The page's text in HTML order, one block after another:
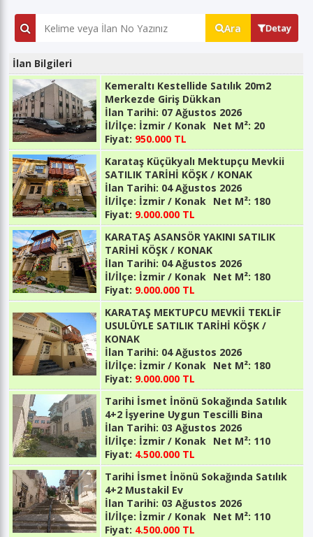
Ara Detay
İlan Bilgileri
Kemeraltı Kestellide Satılık 20m2
Merkezde Giriş Dükkan
İlan Tarihi: 07 Ağustos 2026
İl/İlçe: İzmir / Konak Net M²: 20
Fiyat: 950.000 TL
Karataş Küçükyalı Mektupçu Mevkii
SATILIK TARİHİ KÖŞK / KONAK
İlan Tarihi: 04 Ağustos 2026
İl/İlçe: İzmir / Konak Net M²: 180
Fiyat: 9.000.000 TL
KARATAŞ ASANSÖR YAKINI SATILIK
TARİHİ KÖŞK / KONAK
İlan Tarihi: 04 Ağustos 2026
İl/İlçe: İzmir / Konak Net M²: 180
Fiyat: 9.000.000 TL
KARATAŞ MEKTUPCU MEVKİİ TEKLİF
USULÜYLE SATILIK TARİHİ KÖŞK /
KONAK
İlan Tarihi: 04 Ağustos 2026
İl/İlçe: İzmir / Konak Net M²: 180
Fiyat: 9.000.000 TL
Tarihi İsmet İnönü Sokağında Satılık
4+2 İşyerine Uygun Tescilli Bina
İlan Tarihi: 03 Ağustos 2026
İl/İlçe: İzmir / Konak Net M²: 110
Fiyat: 4.500.000 TL
Tarihi İsmet İnönü Sokağında Satılık
4+2 Mustakil Ev
İlan Tarihi: 03 Ağustos 2026
İl/İlçe: İzmir / Konak Net M²: 110
Fiyat: 4.500.000 TL